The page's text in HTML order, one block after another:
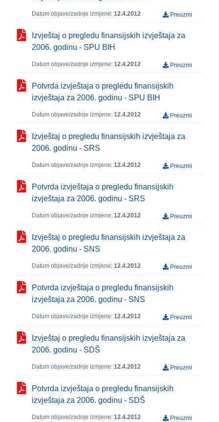
Datum objave/zadnje izmjene: 12.4.2012 Preuzmi
Izvještaj o pregledu finansijskih izvještaja za
2006. godinu - SPU BIH
Datum objave/zadnje izmjene: 12.4.2012 Preuzmi
Potvrda izvještaja o pregledu finansijskih
izvještaja za 2006. godinu - SPU BIH
Datum objave/zadnje izmjene: 12.4.2012 Preuzmi
Izvještaj o pregledu finansijskih izvještaja za
2006. godinu - SRS
Datum objave/zadnje izmjene: 12.4.2012 Preuzmi
Potvrda izvještaja o pregledu finansijskih
izvještaja za 2006. godinu - SRS
Datum objave/zadnje izmjene: 12.4.2012 Preuzmi
Izvještaj o pregledu finansijskih izvještaja za
2006. godinu - SNS
Datum objave/zadnje izmjene: 12.4.2012 Preuzmi
Potvrda izvještaja o pregledu finansijskih
izvještaja za 2006. godinu - SNS
Datum objave/zadnje izmjene: 12.4.2012 Preuzmi
Izvještaj o pregledu finansijskih izvještaja za
2006. godinu - SDŠ
Datum objave/zadnje izmjene: 12.4.2012 Preuzmi
Potvrda izvještaja o pregledu finansijskih
izvještaja za 2006. godinu - SDŠ
Datum objave/zadnje izmjene: 12.4.2012 Preuzmi